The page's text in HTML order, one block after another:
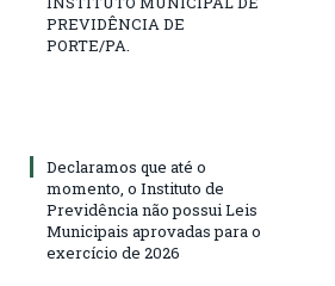
PREVIDÊNCIA DE
PORTE/PA.
Declaramos que até o
momento, o Instituto de
Previdência não possui Leis
Municipais aprovadas para o
exercício de 2026